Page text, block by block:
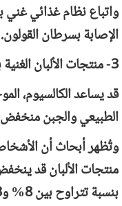
واتباع نظام غذائي
الإصابة بسرطان القولون.
3- منتجات الألبان الغنية بالكالسيوم
قد يساعد الكالسيوم،
الطبيعي والجبن منخفض
وتُظهر أبحاث أن
منتجات الألبان قد
بنسبة تتراوح بين 8% و13%.